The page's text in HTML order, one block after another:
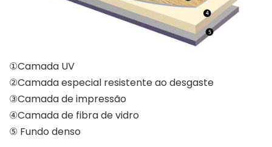
①Camada UV
②Camada especial resistente ao desgaste
③Camada de impressão
④Camada de fibra de vidro
⑤ Fundo denso